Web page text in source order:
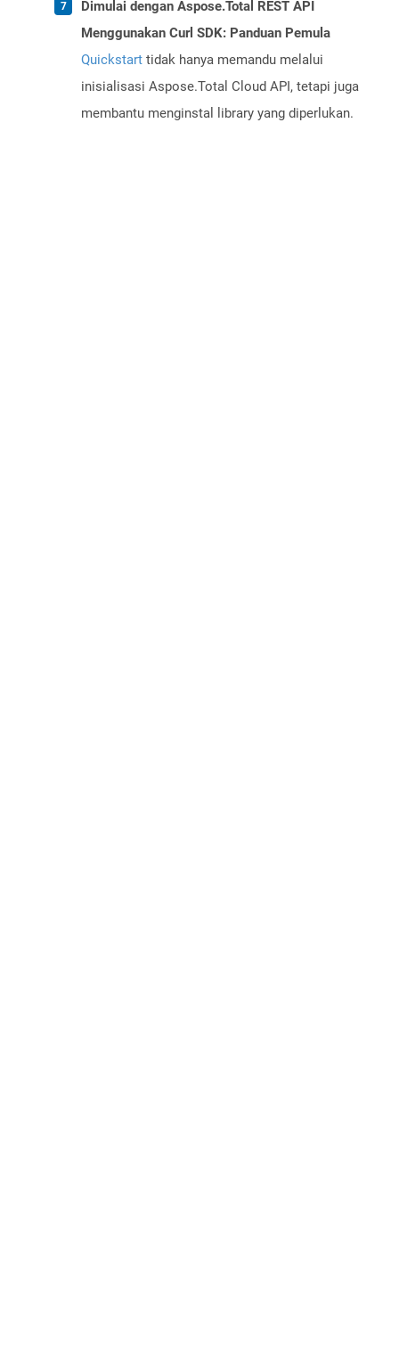
Dimulai dengan Aspose.Total REST API
Menggunakan Curl SDK: Panduan Pemula
Quickstart tidak hanya memandu melalui
inisialisasi Aspose.Total Cloud API, tetapi juga
membantu menginstal library yang diperlukan.